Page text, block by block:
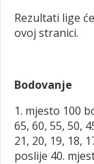
Rezultati lige
ovoj stranici.
Bodovanje
1. mjesto 100
65, 60, 55, 50,
21, 20, 19, 18,
poslije 40.